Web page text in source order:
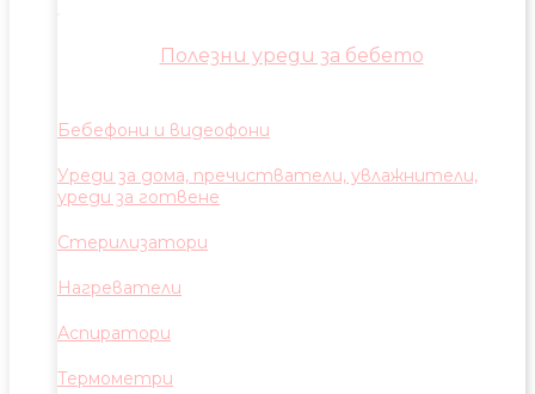
Полезни уреди за бебето
Бебефони и видеофони
Уреди за дома, пречистватели, увлажнители,
уреди за готвене
Стерилизатори
Нагреватели
Аспиратори
Термометри